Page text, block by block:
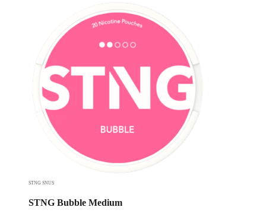
STNG SNUS
STNG Bubble Medium